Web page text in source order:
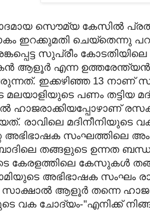
സൌമ്യ കേസില്‍ പ്രതി
ഇറക്കുമതി ചെയ്തെന്നു
സുപ്രീം
ആളൂര്‍ എന്ന ഉത്തരേന്ത്യന്‍
ഇക്കഴിഞ്ഞ 13 നാണ്
മലയാളിയുടെ പണം തട്ടിയ
ഹാജരാക്കിയപ്പോഴാണ്
രാവിലെ മദിനീനിയുടെ
അഭിഭാഷക സംഘത്തിലെ
തങ്ങളുടെ ഉന്നത
കേരളത്തിലെ കേസുകള്‍
അഭിഭാഷക സംഘം
സാക്ഷാല്‍ ആളൂര്‍ തന്നെ
വക ചോദ്യം-''എനിക്ക്